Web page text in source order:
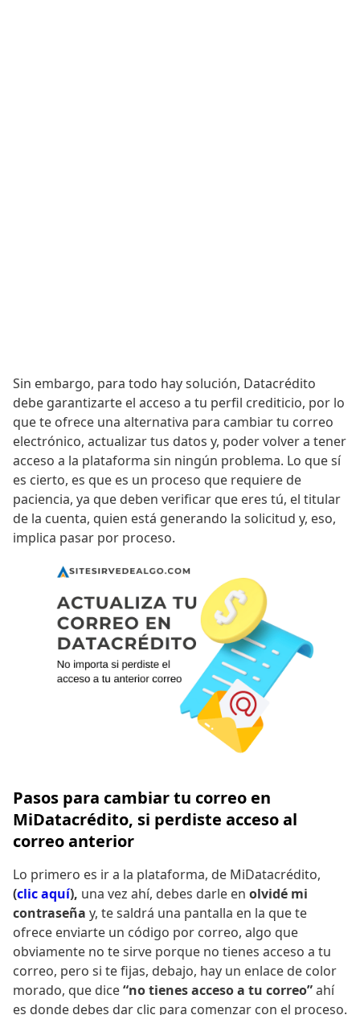
Sin embargo, para todo hay solución, Datacrédito
debe garantizarte el acceso a tu perfil crediticio, por lo
que te ofrece una alternativa para cambiar tu correo
electrónico, actualizar tus datos y, poder volver a tener
acceso a la plataforma sin ningún problema. Lo que sí
es cierto, es que es un proceso que requiere de
paciencia, ya que deben verificar que eres tú, el titular
de la cuenta, quien está generando la solicitud y, eso,
implica pasar por proceso.
Pasos para cambiar tu correo en
MiDatacrédito, si perdiste acceso al
correo anterior
Lo primero es ir a la plataforma, de MiDatacrédito,
(clic aquí), una vez ahí, debes darle en olvidé mi
contraseña y, te saldrá una pantalla en la que te
ofrece enviarte un código por correo, algo que
obviamente no te sirve porque no tienes acceso a tu
correo, pero si te fijas, debajo, hay un enlace de color
morado, que dice“no tienes acceso a tu correo”ahí
es donde debes dar clic para comenzar con el proceso.